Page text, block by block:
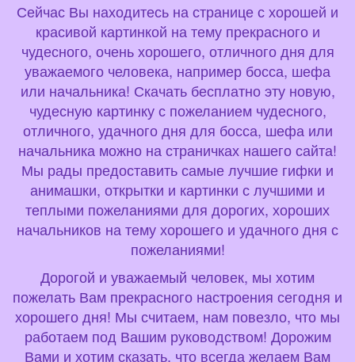
Сейчас Вы находитесь на странице с хорошей и
красивой картинкой на тему прекрасного и
чудесного, очень хорошего, отличного дня для
уважаемого человека, например босса, шефа
или начальника! Скачать бесплатно эту новую,
чудесную картинку с пожеланием чудесного,
отличного, удачного дня для босса, шефа или
начальника можно на страничках нашего сайта!
Мы рады предоставить самые лучшие гифки и
анимашки, открытки и картинки с лучшими и
теплыми пожеланиями для дорогих, хороших
начальников на тему хорошего и удачного дня с
пожеланиями!
Дорогой и уважаемый человек, мы хотим
пожелать Вам прекрасного настроения сегодня и
хорошего дня! Мы считаем, нам повезло, что мы
работаем под Вашим руководством! Дорожим
Вами и хотим сказать, что всегда желаем Вам